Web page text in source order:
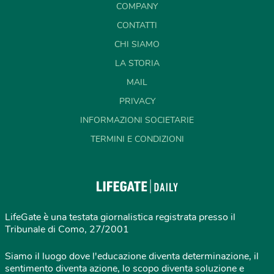
COMPANY
CONTATTI
CHI SIAMO
LA STORIA
MAIL
PRIVACY
INFORMAZIONI SOCIETARIE
TERMINI E CONDIZIONI
LifeGate è una testata giornalistica registrata presso il
Tribunale di Como, 27/2001
Siamo il luogo dove l'educazione diventa determinazione, il
sentimento diventa azione, lo scopo diventa soluzione e